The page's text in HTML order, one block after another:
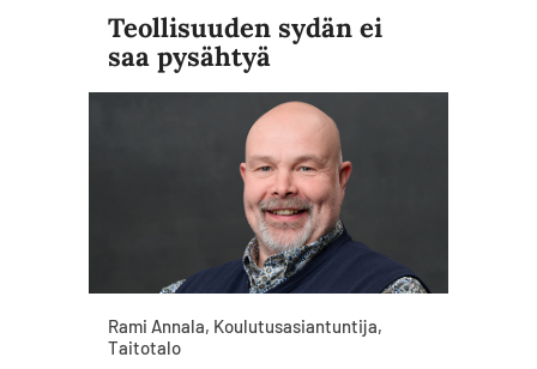
Teollisuuden sydän ei
saa pysähtyä
Rami Annala, Koulutusasiantuntija,
Taitotalo